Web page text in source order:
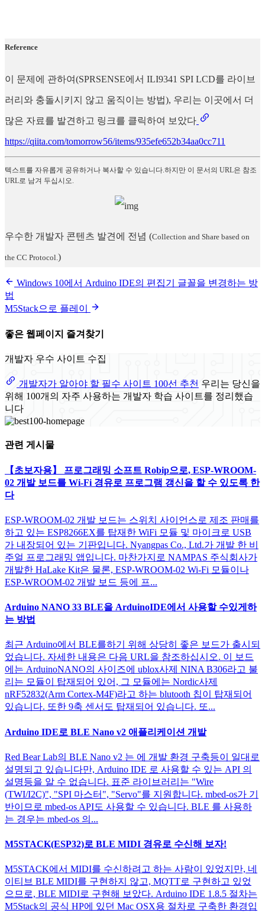
Reference
이 문제에 관하여(SPRSENSE에서 ILI9341 SPI LCD를 라이브
러리와 충돌시키지 않고 움직이는 방법), 우리는 이곳에서 더
많은 자료를 발견하고 링크를 클릭하여 보았다
https://qiita.com/tomorrow56/items/935efe652b34aa0cc711
텍스트를 자유롭게 공유하거나 복사할 수 있습니다.하지만 이 문서의 URL은 참조
URL로 남겨 두십시오.
우수한 개발자 콘텐츠 발견에 전념 (Collection and Share based on
the CC Protocol.)
Windows 10에서 Arduino IDE의 편집기 글꼴을 변경하는 방
법
M5Stack으로 플레이
좋은 웹페이지 즐겨찾기
개발자 우수 사이트 수집
개발자가 알아야 할 필수 사이트 100선 추천 우리는 당신을
위해 100개의 자주 사용하는 개발자 학습 사이트를 정리했습
니다
관련 게시물
【초보자용】 프로그래밍 소프트 Robip으로, ESP-WROOM-
02 개발 보드를 Wi-Fi 경유로 프로그램 갱신을 할 수 있도록 한
다
ESP-WROOM-02 개발 보드는 스위치 사이언스로 제조 판매를
하고 있는 ESP8266EX를 탑재한 WiFi 모듈 및 마이크로 USB
가 내장되어 있는 기판입니다. Nyangpas Co., Ltd.가 개발 한 비
주얼 프로그래밍 앱입니다. 마찬가지로 NAMPAS 주식회사가
개발한 HaLake Kit은 물론, ESP-WROOM-02 Wi-Fi 모듈이나
ESP-WROOM-02 개발 보드 등에 프...
Arduino NANO 33 BLE을 ArduinoIDE에서 사용할 수있게하
는 방법
최근 Arduino에서 BLE를하기 위해 상당히 좋은 보드가 출시되
었습니다. 자세한 내용은 다음 URL을 참조하십시오. 이 보드
에는 ArduinoNANO의 사이즈에 ublox사제 NINA B306라고 불
리는 모듈이 탑재되어 있어, 그 모듈에는 Nordic사제
nRF52832(Arm Cortex-M4F)라고 하는 blutooth 칩이 탑재되어
있습니다. 또한 9축 센서도 탑재되어 있습니다. 또...
Arduino IDE로 BLE Nano v2 애플리케이션 개발
Red Bear Lab의 BLE Nano v2 는 에 개발 환경 구축등이 일대로
설명되고 있습니다만, Arduino IDE 로 사용할 수 있는 API 의
설명등을 알 수 없습니다. 표준 라이브러리는 "Wire
(TWI/I2C)", "SPI 마스터", "Servo"를 지원합니다. mbed-os가 기
반이므로 mbed-os API도 사용할 수 있습니다. BLE 를 사용하
는 경우는 mbed-os 의...
M5STACK(ESP32)로 BLE MIDI 경유로 수신해 보자!
M5STACK에서 MIDI를 수신하려고 하는 사람이 있었지만, 네
이티브 BLE MIDI를 구현하지 않고, MQTT로 구현하고 있었
으므로, BLE MIDI로 구현해 보았다. Arduino IDE 1.8.5 절차는
M5Stack의 공식 HP에 있던 Mac OSX용 절차로 구축한 환경입